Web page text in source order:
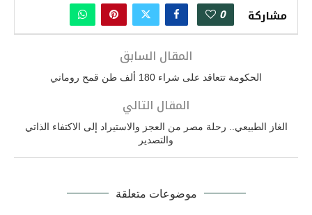
مشاركة 0
المقال السابق
الحكومة تتعاقد على شراء 180 ألف طن قمح روماني
المقال التالي
الغاز الطبيعي.. رحلة مصر من العجز والاستيراد إلى الاكتفاء الذاتي
والتصدير
موضوعات متعلقة